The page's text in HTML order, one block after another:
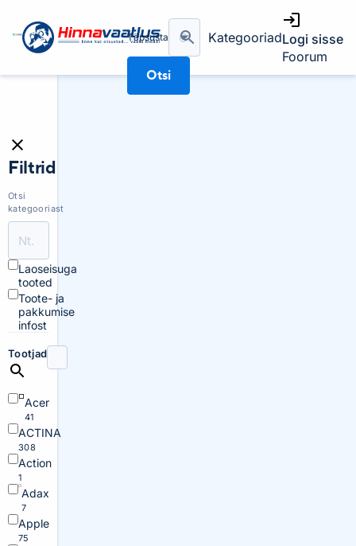
Täpsusta
Otsi
KategooriadLogi sisse
Foorum
Filtrid
Otsi
kategooriast
Laoseisuga
tooted
Toote- ja
pakkumise
infost
Tootjad
Acer
41
ACTINA
308
Action
1
Adax
7
Apple
75